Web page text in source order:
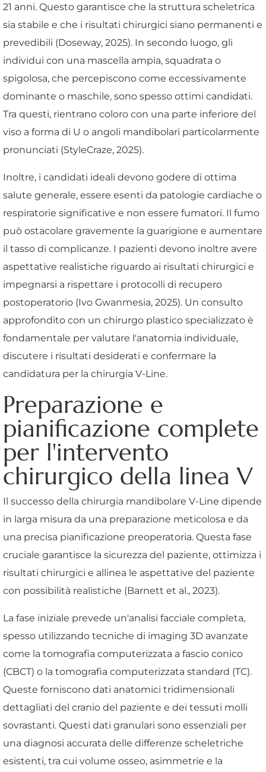
21 anni. Questo garantisce che la struttura scheletrica
sia stabile e che i risultati chirurgici siano permanenti e
prevedibili (Doseway, 2025). In secondo luogo, gli
individui con una mascella ampia, squadrata o
spigolosa, che percepiscono come eccessivamente
dominante o maschile, sono spesso ottimi candidati.
Tra questi, rientrano coloro con una parte inferiore del
viso a forma di U o angoli mandibolari particolarmente
pronunciati (StyleCraze, 2025).
Inoltre, i candidati ideali devono godere di ottima
salute generale, essere esenti da patologie cardiache o
respiratorie significative e non essere fumatori. Il fumo
può ostacolare gravemente la guarigione e aumentare
il tasso di complicanze. I pazienti devono inoltre avere
aspettative realistiche riguardo ai risultati chirurgici e
impegnarsi a rispettare i protocolli di recupero
postoperatorio (Ivo Gwanmesia, 2025). Un consulto
approfondito con un chirurgo plastico specializzato è
fondamentale per valutare l'anatomia individuale,
discutere i risultati desiderati e confermare la
candidatura per la chirurgia V-Line.
Preparazione e
pianificazione complete
per l'intervento
chirurgico della linea V
Il successo della chirurgia mandibolare V-Line dipende
in larga misura da una preparazione meticolosa e da
una precisa pianificazione preoperatoria. Questa fase
cruciale garantisce la sicurezza del paziente, ottimizza i
risultati chirurgici e allinea le aspettative del paziente
con possibilità realistiche (Barnett et al., 2023).
La fase iniziale prevede un'analisi facciale completa,
spesso utilizzando tecniche di imaging 3D avanzate
come la tomografia computerizzata a fascio conico
(CBCT) o la tomografia computerizzata standard (TC).
Queste forniscono dati anatomici tridimensionali
dettagliati del cranio del paziente e dei tessuti molli
sovrastanti. Questi dati granulari sono essenziali per
una diagnosi accurata delle differenze scheletriche
esistenti, tra cui volume osseo, asimmetrie e la